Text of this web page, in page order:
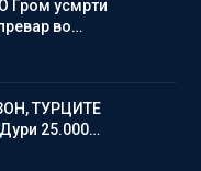
Гром усмрти
во…
ТУРЦИТЕ
25.000…